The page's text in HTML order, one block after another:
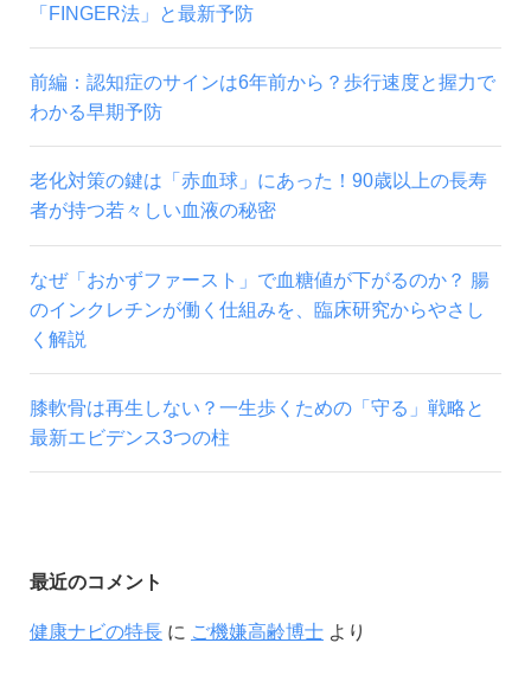
「FINGER法」と最新予防
前編：認知症のサインは6年前から？歩行速度と握力で
わかる早期予防
老化対策の鍵は「赤血球」にあった！90歳以上の長寿
者が持つ若々しい血液の秘密
なぜ「おかずファースト」で血糖値が下がるのか？ 腸
のインクレチンが働く仕組みを、臨床研究からやさし
く解説
膝軟骨は再生しない？一生歩くための「守る」戦略と
最新エビデンス3つの柱
最近のコメント
健康ナビの特長に ご機嫌高齢博士より